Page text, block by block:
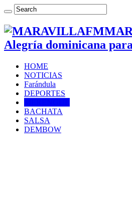
Alegría dominicana
HOME
NOTICIAS
Farándula
DEPORTES
BACHATA
SALSA
DEMBOW